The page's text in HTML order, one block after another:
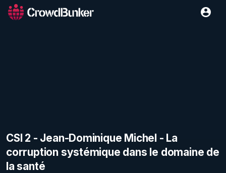
CSI 2 - Jean-Dominique Michel - La
corruption systémique dans le domaine de
la santé